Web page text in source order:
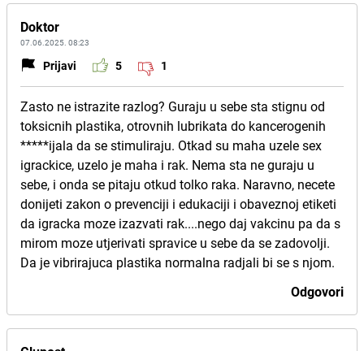
Doktor
07.06.2025. 08:23
Prijavi 5 1
Zasto ne istrazite razlog? Guraju u sebe sta stignu od
toksicnih plastika, otrovnih lubrikata do kancerogenih
*****ijala da se stimuliraju. Otkad su maha uzele sex
igrackice, uzelo je maha i rak. Nema sta ne guraju u
sebe, i onda se pitaju otkud tolko raka. Naravno, necete
donijeti zakon o prevenciji i edukaciji i obaveznoj etiketi
da igracka moze izazvati rak....nego daj vakcinu pa da s
mirom moze utjerivati spravice u sebe da se zadovolji.
Da je vibrirajuca plastika normalna radjali bi se s njom.
Odgovori